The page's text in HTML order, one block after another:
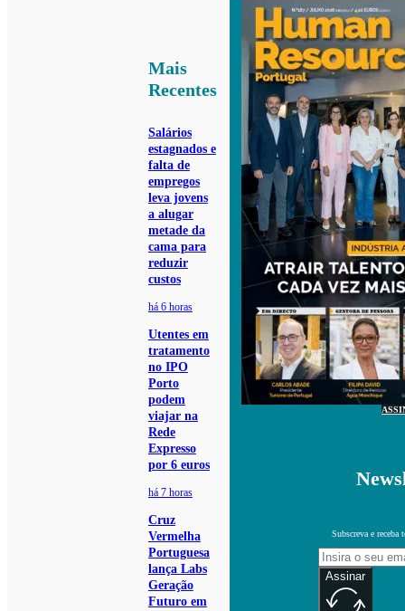
Mais
Recentes
Salários
estagnados e
falta de
empregos
leva jovens
a alugar
metade da
cama para
reduzir
custos
há 6 horas
Utentes em
tratamento
no IPO
Porto
podem
viajar na
Rede
Expresso
por 6 euros
há 7 horas
Cruz
Vermelha
Portuguesa
lança Labs
Geração
Futuro em
Subscreva e receba
Assinar